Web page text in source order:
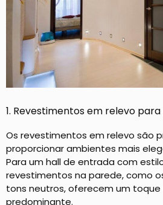
1. Revestimentos em relevo
Os revestimentos em relevo são
proporcionar ambientes mais
Para um hall de entrada com
revestimentos na parede, como
tons neutros, oferecem um toque
predominante.